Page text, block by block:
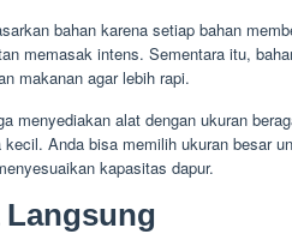
bahan karena setiap bahan
memasak intens. Sementara itu,
makanan agar lebih rapi.
menyediakan alat dengan ukuran
Anda bisa memilih ukuran besar
kapasitas dapur.
Langsung